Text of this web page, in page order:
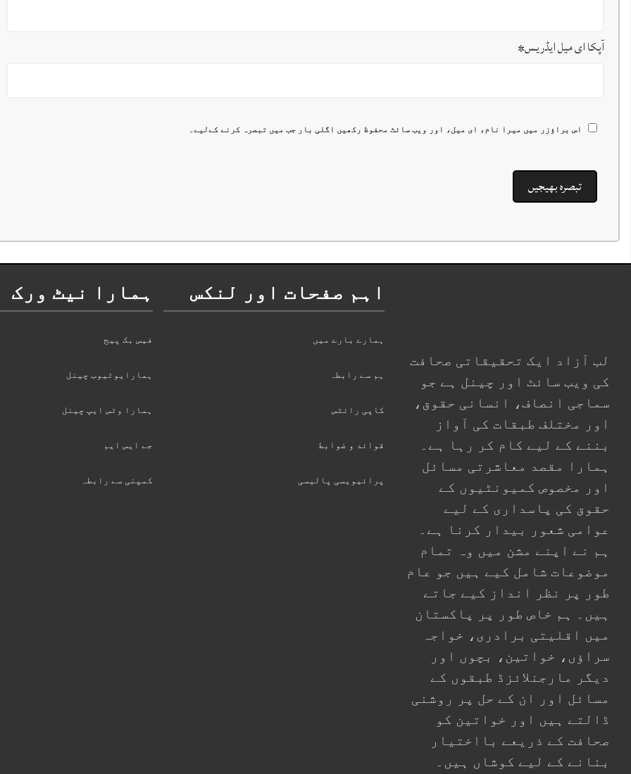
آپکا ای میل ایڈریس*
اس براؤزر میں میرا نام، ای میل، اور ویب سائٹ محفوظ رکھیں اگلی بار جب میں تبصرہ کرنے کےلیے۔
لب آزاد ایک تحقیقاتی صحافت
کی ویب سائٹ اور چینل ہے جو
سماجی انصاف، انسانی حقوق،
اور مختلف طبقات کی آواز
بننے کے لیے کام کر رہا ہے۔
ہمارا مقصد معاشرتی مسائل
اور مخصوص کمیونٹیوں کے
حقوق کی پاسداری کے لیے
عوامی شعور بیدار کرنا ہے۔
ہم نے اپنے مشن میں وہ تمام
موضوعات شامل کیے ہیں جو عام
طور پر نظر انداز کیے جاتے
ہیں۔ ہم خاص طور پر پاکستان
میں اقلیتی برادری، خواجہ
سراؤں، خواتین، بچوں اور
دیگر مارجنلائزڈ طبقوں کے
مسائل اور ان کے حل پر روشنی
ڈالتے ہیں اور خواتین کو
صحافت کے ذریعے بااختیار
بنانے کے لیے کوشاں ہیں۔
اہم صفحات اور لنکس
ہمارے بارے میں
ہم سے رابطہ
کاپی رائٹس
قوائد و ضوابط
پرائیویسی پالیسی
ہمارا نیٹ ورک
فیس بک پیج
ہمارایوٹیوب چینل
ہمارا وٹس ایپ چینل
جے ایس ایم
کمپنی سے رابطہ